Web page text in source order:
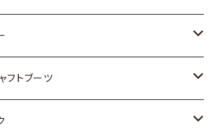
フトブーツ